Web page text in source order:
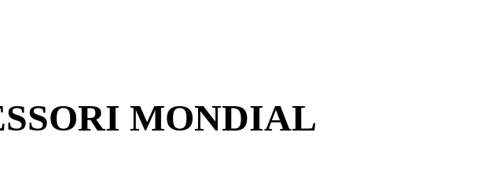
MONDIAL